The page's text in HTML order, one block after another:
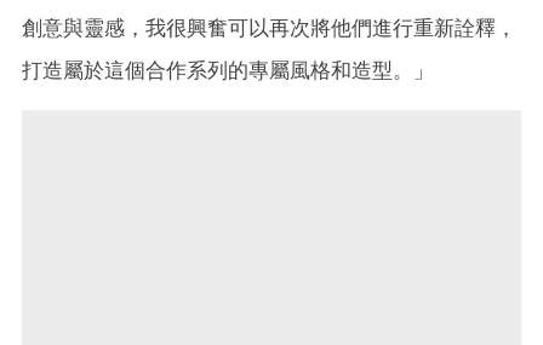
創意與靈感，我很興奮可以再次將他們進行重新詮釋，
打造屬於這個合作系列的專屬風格和造型。」